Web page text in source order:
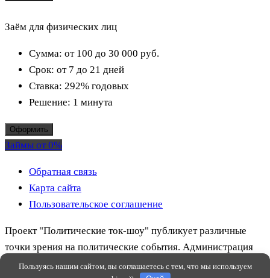
Заём для физических лиц
Сумма: от 100 до 30 000 руб.
Срок: от 7 до 21 дней
Ставка: 292% годовых
Решение: 1 минута
Оформить
Займы от 0%
Обратная связь
Карта сайта
Пользовательское соглашение
Проект "Политические ток-шоу" публикует различные
точки зрения на политические события. Администрация
сайта может быть не согласна с содержанием публикаций.
Пользуясь нашим сайтом, вы соглашаетесь с тем, что мы используем